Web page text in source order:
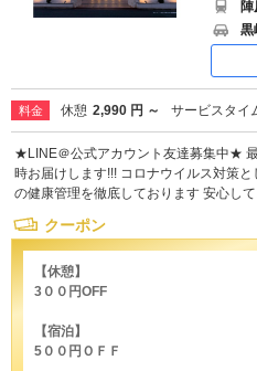
陣
黒
料金 休憩 2,990 円 ～ サービスタイ
★LINE＠公式アカウント友達募集中★
時お届けします!!! コロナウイルス対策
の健康管理を徹底しております 安心して
クーポン
【休憩】
3００円OFF
【宿泊】
5００円ＯＦＦ